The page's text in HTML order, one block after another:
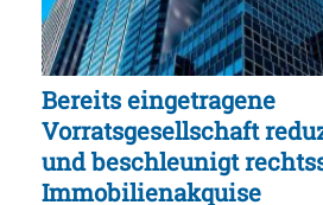
Bereits eingetragene
Vorratsgesellschaft
und beschleunigt
Immobilienakquise